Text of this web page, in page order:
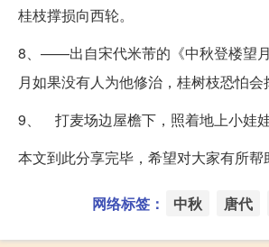
桂枝撑损向西轮。
8、——出自宋代米芾的《中秋登楼望
月如果没有人为他修治，桂树枝恐怕会
9、 打麦场边屋檐下，照着地上小娃娃
本文到此分享完毕，希望对大家有所帮
网络标签： 中秋 唐代